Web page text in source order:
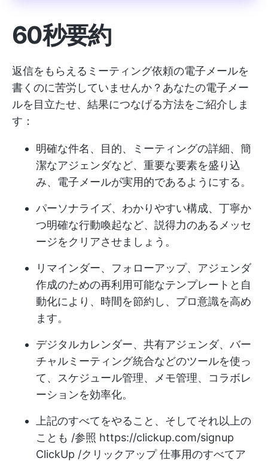
60秒要約
返信をもらえるミーティング依頼の電子メールを
書くのに苦労していませんか？あなたの電子メー
ルを目立たせ、結果につなげる方法をご紹介しま
す：
明確な件名、目的、ミーティングの詳細、簡
潔なアジェンダなど、重要な要素を盛り込
み、電子メールが実用的であるようにする。
パーソナライズ、わかりやすい構成、丁寧か
つ明確な行動喚起など、説得力のあるメッセ
ージをクリアさせましょう。
リマインダー、フォローアップ、アジェンダ
作成のための再利用可能なテンプレートと自
動化により、時間を節約し、プロ意識を高め
ます。
デジタルカレンダー、共有アジェンダ、バー
チャルミーティング統合などのツールを使っ
て、スケジュール管理、メモ管理、コラボレ
ーションを効率化。
上記のすべてをやること、そしてそれ以上の
ことも /参照 https://clickup.com/signup
ClickUp /クリックアップ 仕事用のすべてア